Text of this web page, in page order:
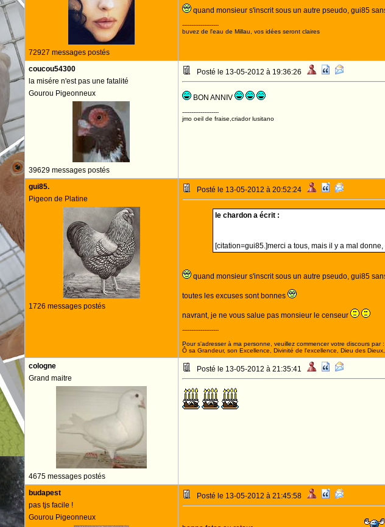
72927 messages postés
quand monsieur s'inscrit sous un autre pseudo, gui85
--------------------
buvez de l'eau de Millau, vos idées seront claires
coucou54300
la misére n'est pas une fatalité
Gourou Pigeonneux
39629 messages postés
Posté le 13-05-2012 à 19:36:26
BON ANNIV
--------------------
jmo oeil de fraise,criador lusitano
gui85.
Pigeon de Platine
1726 messages postés
Posté le 13-05-2012 à 20:52:24
le chardon a écrit :
[citation=gui85.]merci a tous, mais il y a mal
quand monsieur s'inscrit sous un autre pseudo, gui85
toutes les excuses sont bonnes
navrant, je ne vous salue pas monsieur le censeur
--------------------
Pour s'adresser à ma personne, veuillez commencer votre discours par :
Ô sa Grandeur, son Excellence, Divinité de l'excellence, Dieu des
cologne
Grand maitre
4675 messages postés
Posté le 13-05-2012 à 21:35:41
budapest
pas tjs facile !
Gourou Pigeonneux
Posté le 13-05-2012 à 21:45:58